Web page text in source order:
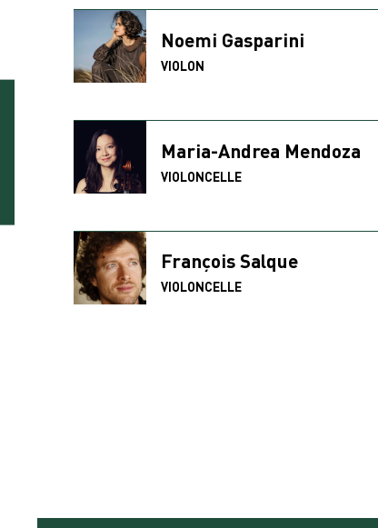
Noemi Gasparini
VIOLON
Maria-Andrea Mendoza
VIOLONCELLE
François Salque
VIOLONCELLE